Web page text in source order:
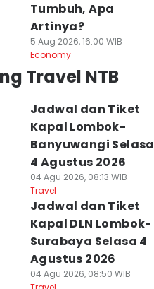
Tumbuh, Apa
Artinya?
5 Aug 2026, 16:00 WIB
Economy
Travel NTB
Jadwal dan Tiket
Kapal Lombok-
Banyuwangi Selasa
4 Agustus 2026
04 Agu 2026, 08:13 WIB
Travel
Jadwal dan Tiket
Kapal DLN Lombok-
Surabaya Selasa 4
Agustus 2026
04 Agu 2026, 08:50 WIB